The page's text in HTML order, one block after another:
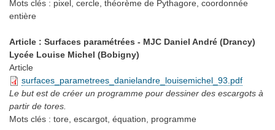
Mots clés : pixel, cercle, théorème de Pythagore, coordonnée
entière
Article : Surfaces paramétrées - MJC Daniel André (Drancy)
Lycée Louise Michel (Bobigny)
Article
surfaces_parametrees_danielandre_louisemichel_93.pdf
Le but est de créer un programme pour dessiner des escargots à
partir de tores.
Mots clés : tore, escargot, équation, programme